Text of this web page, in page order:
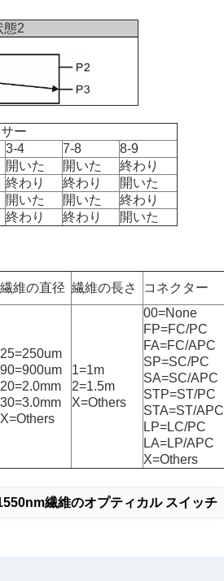
態2
ー
3-4 7-8
8-9
開いた 開いた
終わり
終わり 終わり
開いた
開いた 開いた
終わり
終わり 終わり 開いた
繊維の直径 繊維の長さ コネクター
25=250um
90=900um
20=2.0mm
30=3.0mm
X=Others
1=1m
2=1.5m
X=Others
00=None
FP=FC/PC
FA=FC/APC
SP=SC/PC
SA=SC/APC
STP=ST/PC
STA=ST/APC
LP=LC/PC
LA=LP/APC
X=Others
繊維のオプティカル スイッチ